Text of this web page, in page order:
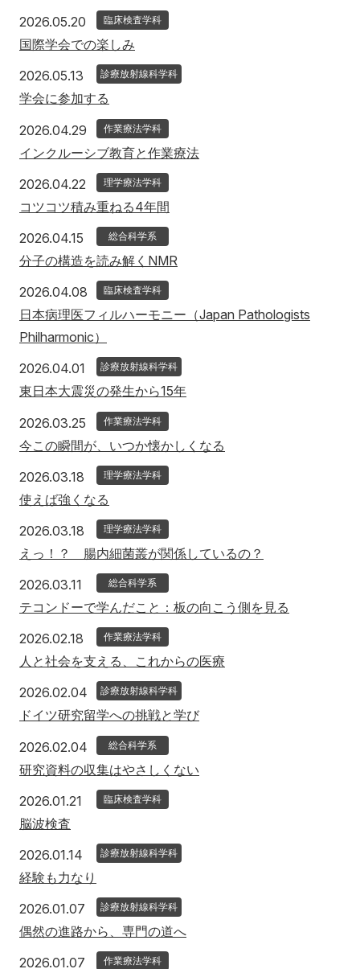
2026.05.20 2026年5月20日
臨床検査学科
国際学会での楽しみ
2026.05.13 2026年5月13日
診療放射線科学科
学会に参加する
2026.04.29 2026年4月29日
作業療法学科
インクルーシブ教育と作業療法
2026.04.22 2026年4月22日
理学療法学科
コツコツ積み重ねる4年間
2026.04.15 2026年4月15日
総合科学系
分子の構造を読み解くNMR
2026.04.08 2026年4月8日
臨床検査学科
日本病理医フィルハーモニー（Japan Pathologists
Philharmonic）
2026.04.01 2026年4月1日
診療放射線科学科
東日本大震災の発生から15年
2026.03.25 2026年3月25日
作業療法学科
今この瞬間が、いつか懐かしくなる
2026.03.18 2026年3月18日
理学療法学科
使えば強くなる
2026.03.18 2026年3月18日
理学療法学科
えっ！？ 腸内細菌叢が関係しているの？
2026.03.11 2026年3月11日
総合科学系
テコンドーで学んだこと：板の向こう側を見る
2026.02.18 2026年2月18日
作業療法学科
人と社会を支える、これからの医療
2026.02.04 2026年2月4日
診療放射線科学科
ドイツ研究留学への挑戦と学び
2026.02.04 2026年2月4日
総合科学系
研究資料の収集はやさしくない
2026.01.21 2026年1月21日
臨床検査学科
脳波検査
2026.01.14 2026年1月14日
診療放射線科学科
経験も力なり
2026.01.07 2026年1月7日
診療放射線科学科
偶然の進路から、専門の道へ
2026.01.07 2026年1月7日
作業療法学科